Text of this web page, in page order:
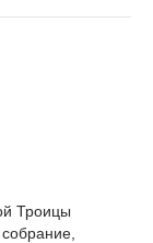
Троицы